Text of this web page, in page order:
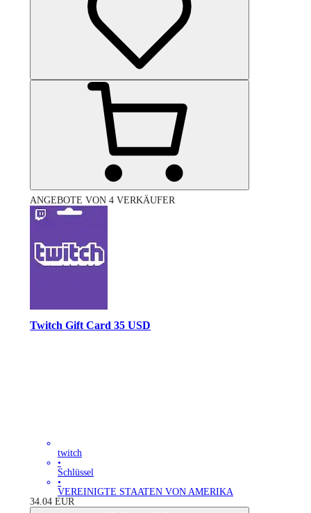
ANGEBOTE VON 4 VERKÄUFER
Twitch Gift Card 35 USD
twitch
•
Schlüssel
•
VEREINIGTE STAATEN VON AMERIKA
34.04 EUR